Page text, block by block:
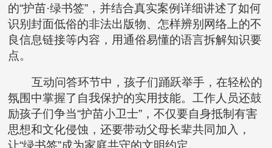
的“护苗·绿书签”，并结合真实案例详细讲述了如何
识别封面低俗的非法出版物、怎样辨别网络上的不
良信息链接等内容，用通俗易懂的语言拆解知识要
点。
互动问答环节中，孩子们踊跃举手，在轻松的
氛围中掌握了自我保护的实用技能。工作人员还鼓
励孩子们争当“护苗小卫士”，不仅要自身抵制有害
思想和文化侵蚀，还要带动父母长辈共同加入，
让“绿书签”成为家庭共守的文明约定。